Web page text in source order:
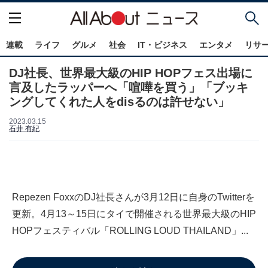
連載 ライフ グルメ 社会 IT・ビジネス エンタメ リサ
DJ社長、世界最大級のHIP HOPフェス出場に
言及したラッパーへ「喧嘩を買う」「ブッキ
ングしてくれた人をdisるのは許せない」
2023.03.15
石井 有紀
Repezen FoxxのDJ社長さんが3月12日に自身のTwitterを
更新。4月13～15日にタイで開催される世界最大級のHIP
HOPフェスティバル「ROLLING LOUD THAILAND」...